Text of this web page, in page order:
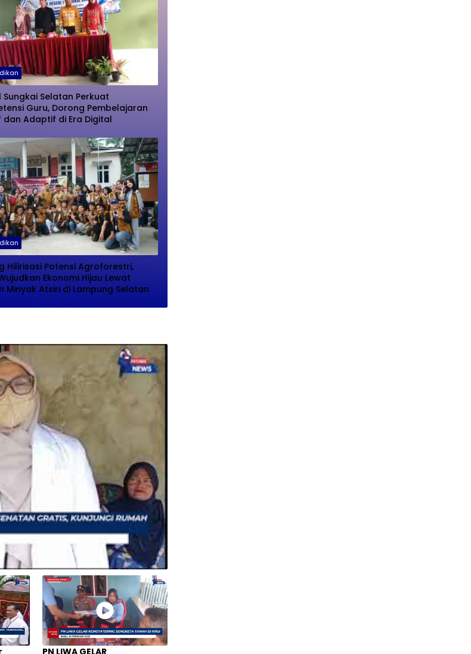
Sungkai Selatan Perkuat
Guru, Dorong Pembelajaran
dan Adaptif di Era Digital
Hilirisasi Potensi Agroforestri,
Ekonomi Hijau Lewat
Minyak Atsiri di Lampung Selatan